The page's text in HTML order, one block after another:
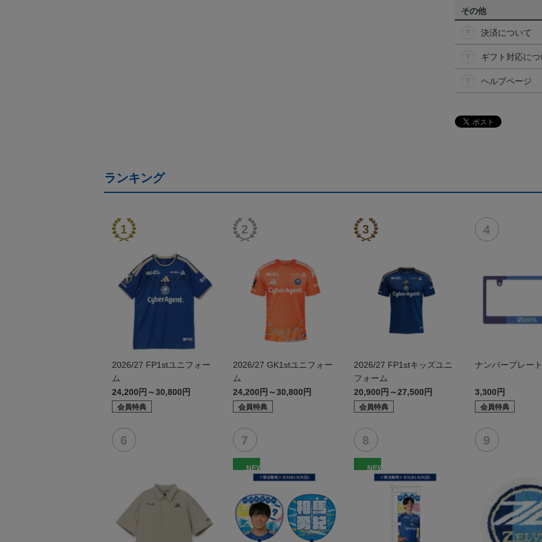
その他
決済について
ギフト対応に
ヘルプページ
ランキング
2026/27 FP1stユニフォー
ム
24,200円～30,800円
会員特典
2026/27 GK1stユニフォー
ム
24,200円～30,800円
会員特典
2026/27 FP1stキッズユニ
フォーム
20,900円～27,500円
会員特典
ナンバープレー
3,300円
会員特典
NEW NEW